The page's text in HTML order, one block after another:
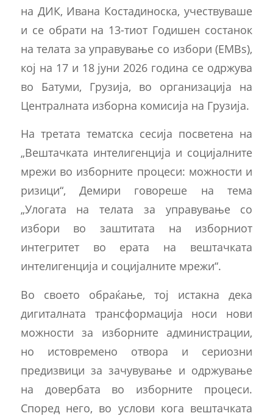
на ДИК, Ивана Костадиноска, учествуваше
и се обрати на 13-тиот Годишен состанок
на телата за управување со избори (EMBs),
кој на 17 и 18 јуни 2026 година се одржува
во Батуми, Грузија, во организација на
Централната изборна комисија на Грузија.
На третата тематска сесија посветена на
„Вештачката интелигенција и социјалните
мрежи во изборните процеси: можности и
ризици“, Демири говореше на тема
„Улогата на телата за управување со
избори во заштитата на изборниот
интегритет во ерата на вештачката
интелигенција и социјалните мрежи“.
Во своето обраќање, тој истакна дека
дигиталната трансформација носи нови
можности за изборните администрации,
но истовремено отвора и сериозни
предизвици за зачувување и одржување
на довербата во изборните процеси.
Според него, во услови кога вештачката